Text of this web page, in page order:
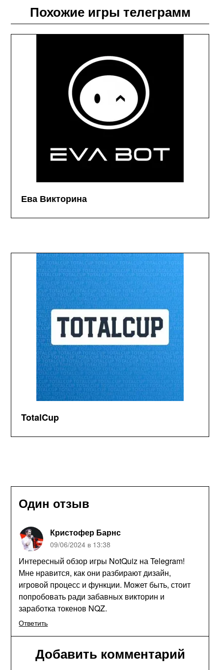
Похожие игры телеграмм
Ева Викторина
TotalCup
Один отзыв
Кристофер Барнс
09/06/2024 в 13:38
Интересный обзор игры NotQuiz на Telegram!
Мне нравится, как они разбирают дизайн,
игровой процесс и функции. Может быть, стоит
попробовать ради забавных викторин и
заработка токенов NQZ.
Ответить
Добавить комментарий